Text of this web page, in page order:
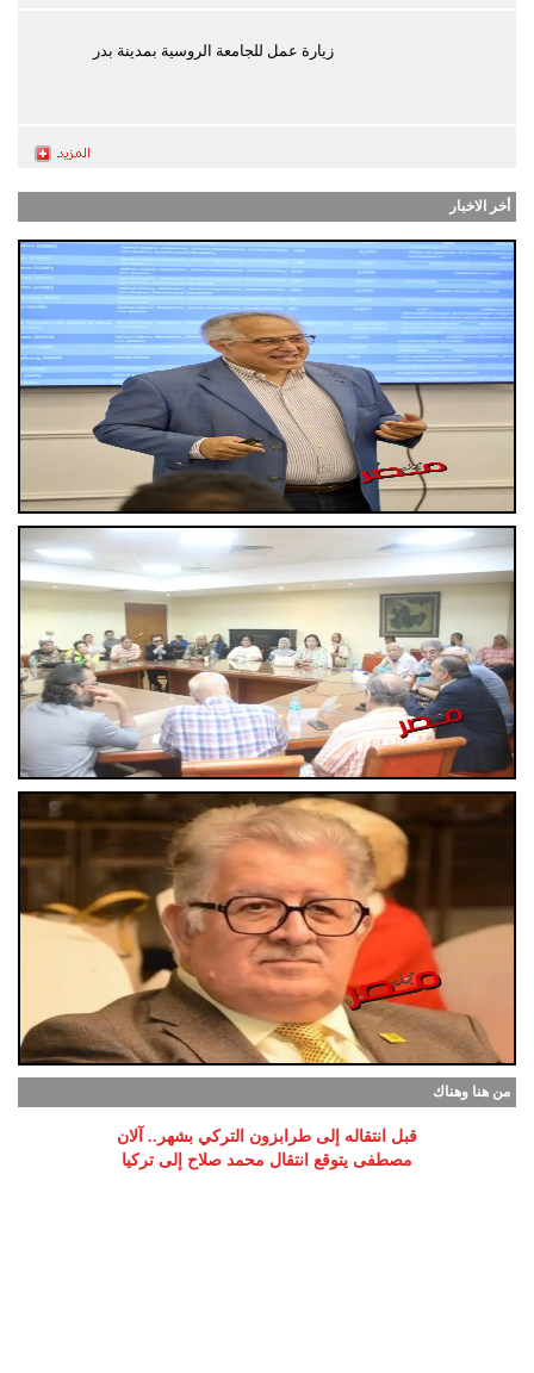
زيارة عمل للجامعة الروسية بمدينة بدر
أخر الاخبار
من هنا وهناك
قبل انتقاله إلى طرابزون التركي بشهر.. آلان
مصطفى يتوقع انتقال محمد صلاح إلى تركيا